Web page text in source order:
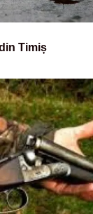
Timiș